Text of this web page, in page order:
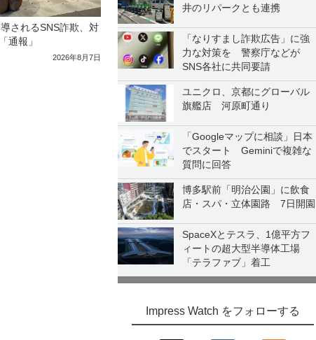
井のリパークとも連携
「なりすまし詐欺広告」に強
力な対策を 警察庁などが
SNS各社に共同要請
ユニクロ、京都にグローバル
旗艦店 河原町通り
「Googleマップに相談」日本
でスタート Geminiで複雑な
質問に回答
博多駅前「明治公園」に飲食
店・スパ・立体園路 7日開園
SpaceXとテスラ、1億平方フ
ィートの超大型半導体工場
「テラファブ」着工
Impress Watch をフォローする
されるSNS詐欺、対
通報」
2026年8月7日